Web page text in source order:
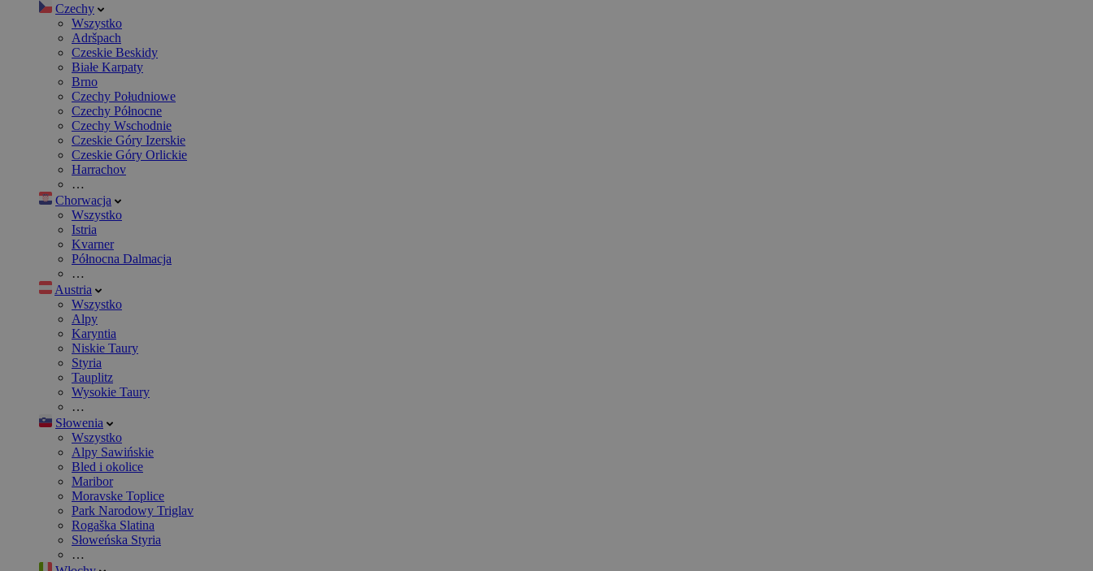
Czechy
Wszystko
Adršpach
Czeskie Beskidy
Białe Karpaty
Brno
Czechy Południowe
Czechy Północne
Czechy Wschodnie
Czeskie Góry Izerskie
Czeskie Góry Orlickie
Harrachov
…
Chorwacja
Wszystko
Istria
Kvarner
Północna Dalmacja
…
Austria
Wszystko
Alpy
Karyntia
Niskie Taury
Styria
Tauplitz
Wysokie Taury
…
Słowenia
Wszystko
Alpy Sawińskie
Bled i okolice
Maribor
Moravske Toplice
Park Narodowy Triglav
Rogaška Slatina
Słoweńska Styria
…